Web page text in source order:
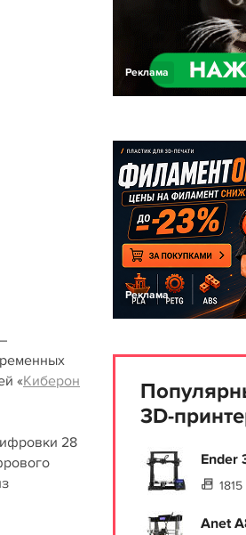
«Киберон
28
Реклама
Реклама
3D-
Ender
1815
Anet